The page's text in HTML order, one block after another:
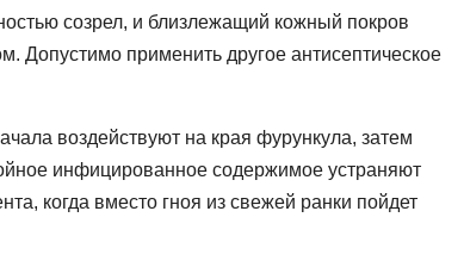
созрел, и близлежащий кожный покров
применить другое антисептическое
воздействуют на края фурункула, затем
инфицированное содержимое устраняют
когда вместо гноя из свежей ранки пойдет